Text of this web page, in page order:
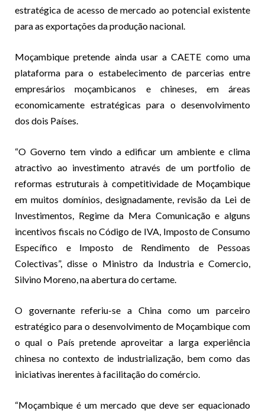
estratégica de acesso de mercado ao potencial existente
para as exportações da produção nacional.
Moçambique pretende ainda usar a CAETE como uma
plataforma para o estabelecimento de parcerias entre
empresários moçambicanos e chineses, em áreas
economicamente estratégicas para o desenvolvimento
dos dois Países.
“O Governo tem vindo a edificar um ambiente e clima
atractivo ao investimento através de um portfolio de
reformas estruturais à competitividade de Moçambique
em muitos domínios, designadamente, revisão da Lei de
Investimentos, Regime da Mera Comunicação e alguns
incentivos fiscais no Código de IVA, Imposto de Consumo
Específico e Imposto de Rendimento de Pessoas
Colectivas”, disse o Ministro da Industria e Comercio,
Silvino Moreno, na abertura do certame.
O governante referiu-se a China como um parceiro
estratégico para o desenvolvimento de Moçambique com
o qual o País pretende aproveitar a larga experiência
chinesa no contexto de industrialização, bem como das
iniciativas inerentes à facilitação do comércio.
“Moçambique é um mercado que deve ser equacionado